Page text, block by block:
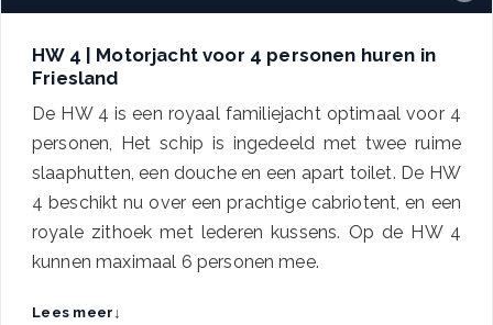
HW 4 | Motorjacht voor 4 personen huren in
Friesland
De HW 4 is een royaal familiejacht optimaal voor 4
personen, Het schip is ingedeeld met twee ruime
slaaphutten, een douche en een apart toilet. De HW
4 beschikt nu over een prachtige cabriotent, en een
royale zithoek met lederen kussens. Op de HW 4
kunnen maximaal 6 personen mee.
Lees meer ↓